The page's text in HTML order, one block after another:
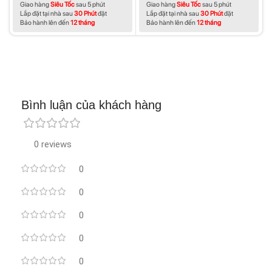
Giao hàngSiêu Tốcsau 5 phút
Lắp đặt tại nhà sau30 Phútđặt
Bảo hành lên đến12 tháng
Giao hàngSiêu Tốcsau 5 phút
Lắp đặt tại nhà sau30 Phútđặt
Bảo hành lên đến12 tháng
Bình luận của khách hàng
0 reviews
0
0
0
0
0